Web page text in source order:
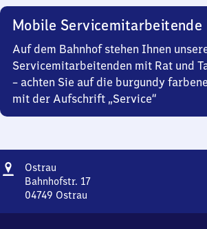
Mobile Servicemitarbeitende
Auf dem Bahnhof stehen Ihnen
Servicemitarbeitenden mit Rat und
– achten Sie auf die burgundy
mit der Aufschrift „Service“
Adresse
Ostrau
Bahnhofstr. 17
04749 Ostrau